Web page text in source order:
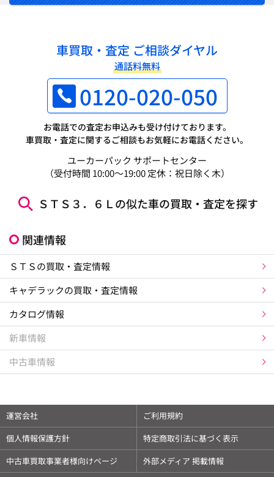
車買取・査定 ご相談ダイヤル
通話料無料
0120-020-050
お電話での査定お申込みも受け付けております。
車買取・査定に関するご相談もお気軽にお電話ください。
ユーカーパック サポートセンター
（受付時間 10:00～19:00 定休：祝日除く木）
ＳＴＳ３．６Ｌの似た車の買取・査定を探す
関連情報
ＳＴＳの買取・査定情報
キャデラックの買取・査定情報
カタログ情報
新車情報
中古車情報
運営会社
ご利用規約
個人情報保護方針
特定商取引法に基づく表示
中古車買取事業者様向けページ
外部メディア 掲載情報